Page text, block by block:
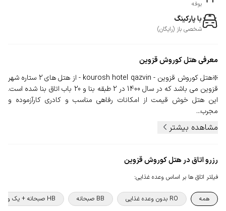
بوفه
با پارکینگ
شخصی باز (رایگان)
معرفیهتل کوروش قزوین
❇️هتل کوروش قزوین - kourosh hotel qazvin - از هتل های 2 ستاره شهر
قزوین می باشد که در سال 1400 در 2 طبقه بنا و 20 باب اتاق بنا شده است.
این هتل خوش قیمت از امکانات رفاهی مناسب و کادری کارآزموده و
مجرب...
مشاهده بیشتر
رزرو اتاق در هتل کوروش قزوین
فیلتر اتاق ها بر اساس وعده غذایی:
همه RO بدون وعده غذایی BB صبحانه HB صبحانه + یک وعده غذا